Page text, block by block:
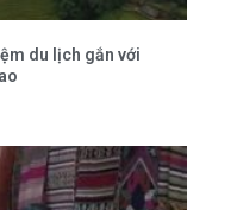
du lịch gắn với